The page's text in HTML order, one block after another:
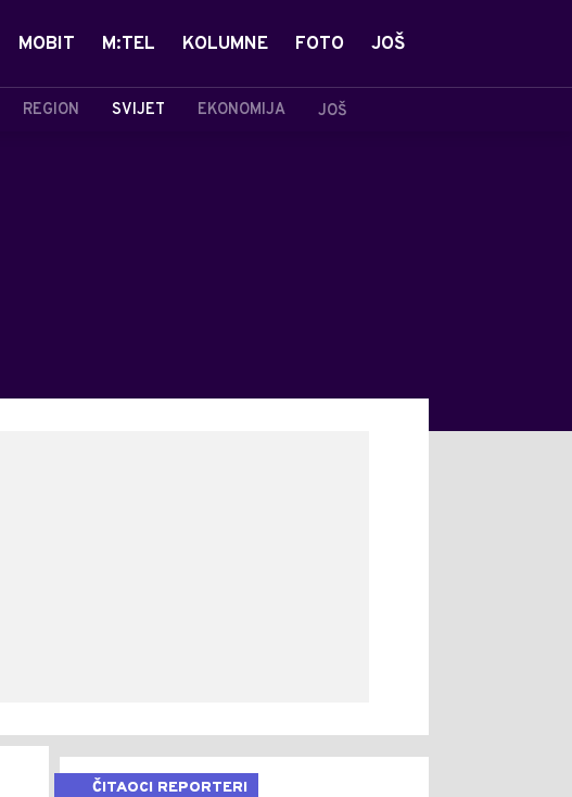
REGION SVIJET EKONOMIJA JOŠ
MOBIT M:TEL KOLUMNE FOTO JOŠ
ČITAOCI REPORTERI